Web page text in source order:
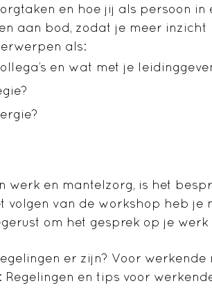
en hoe jij als persoon in
aan bod, zodat je meer inzicht
als:
en wat met je
werk en mantelzorg, is het
volgen van de workshop heb je
om het gesprek op je werk
er zijn? Voor
en tips voor